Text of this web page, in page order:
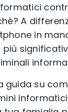
A
in
guida su
informatici